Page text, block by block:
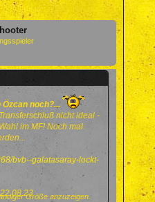
noch?...
nicht ideal -
im MF! Noch mal
bvb--galatasaray-lockt-
Größe anzuzeigen.